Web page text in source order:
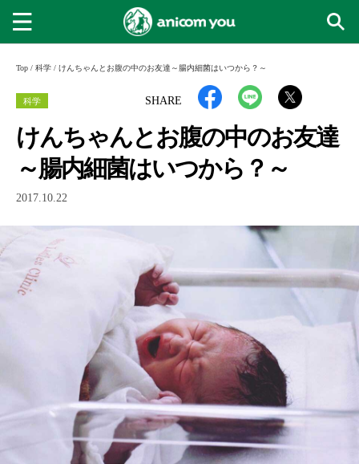
Top / 科学 / けんちゃんとお腹の中のお友達～腸内細菌はいつから？～
SHARE
科学
けんちゃんとお腹の中のお友達
～腸内細菌はいつから？～
2017.10.22